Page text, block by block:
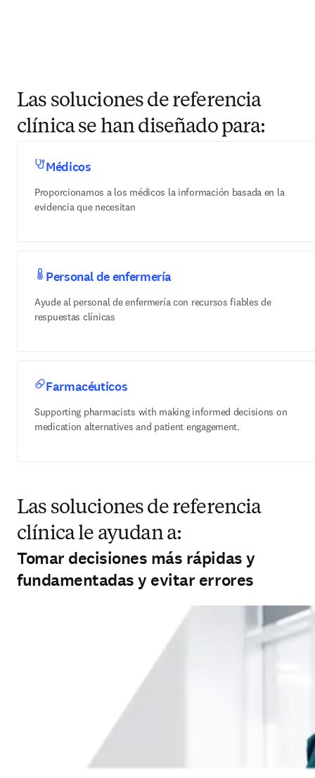
Las soluciones de referencia
clínica se han diseñado para:
Médicos
Proporcionamos a los médicos la información basada en la
evidencia que necesitan
Personal de enfermería
Ayude al personal de enfermería con recursos fiables de
respuestas clínicas
Farmacéuticos
Supporting pharmacists with making informed decisions on
medication alternatives and patient engagement.
Las soluciones de referencia
clínica le ayudan a:
Tomar decisiones más rápidas y
fundamentadas y evitar errores